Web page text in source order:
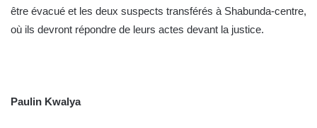
être évacué et les deux suspects transférés à Shabunda-centre,
où ils devront répondre de leurs actes devant la justice.
Paulin Kwalya